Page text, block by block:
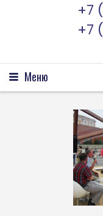
+7
+7
Меню